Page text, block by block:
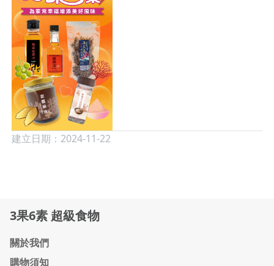
建立日期：2024-11-22
3果6素 超級食物
關於我們
購物須知